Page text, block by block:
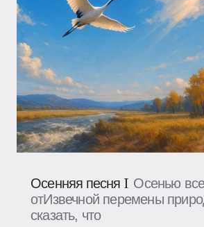
Осенняя песня I Осенью
отИзвечной перемены
сказать, что